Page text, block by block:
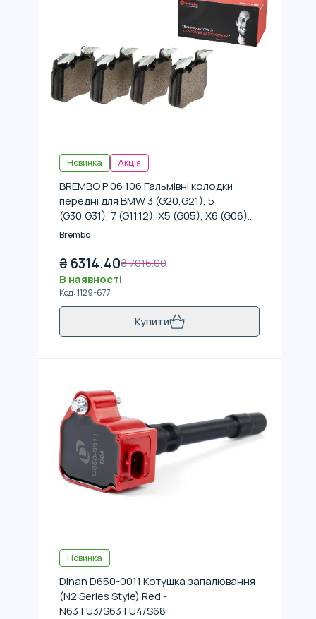
Новинка Акція
BREMBO P 06 106 Гальмівні колодки
передні для BMW 3 (G20,G21), 5
(G30,G31), 7 (G11,12), X5 (G05), X6 (G06)
17-
Brembo
₴ 6314.40₴7016.00
В наявності
Код:1129-677
Купити
Новинка
Dinan D650-0011 Котушка запалювання
(N2 Series Style) Red -
N63TU3/S63TU4/S68